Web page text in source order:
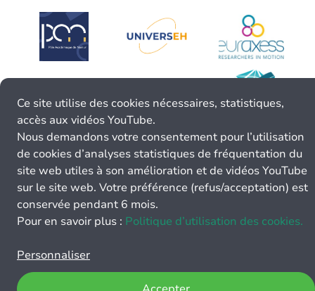
Ce site utilise des cookies nécessaires, statistiques,
accès aux vidéos YouTube.
Nous demandons votre consentement pour l’utilisation
de cookies d’analyses statistiques de fréquentation du
site web utiles à son amélioration et de vidéos YouTube
sur le site web. Votre préférence (refus/acceptation) est
conservée pendant 6 mois.
Pour en savoir plus : Politique d’utilisation des cookies.
Personnaliser